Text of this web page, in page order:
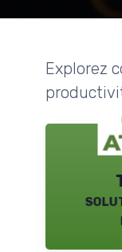
Explorez